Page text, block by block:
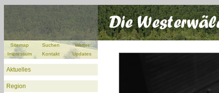
Sitemap Suchen
Wetter
Impressum
Kontakt Updates
Aktuelles
Region